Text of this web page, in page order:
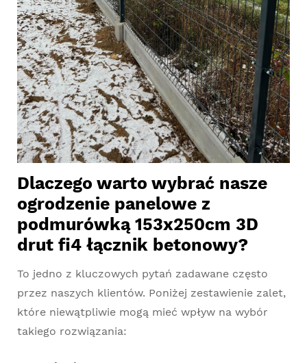
Dlaczego warto wybrać nasze
ogrodzenie panelowe z
podmurówką 153x250cm 3D
drut fi4 łącznik betonowy?
To jedno z kluczowych pytań zadawane często
przez naszych klientów. Poniżej zestawienie zalet,
które niewątpliwie mogą mieć wpływ na wybór
takiego rozwiązania: